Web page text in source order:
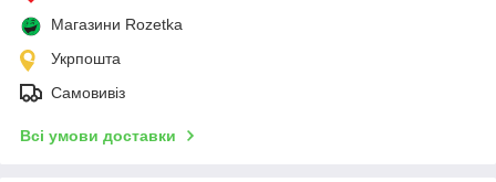
Магазини Rozetka
Укрпошта
Самовивіз
Всі умови доставки